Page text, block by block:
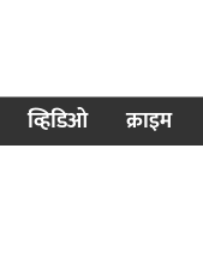
व्हिडिओ क्राइम